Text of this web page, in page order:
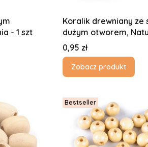
otworem do przewlekania - 1 szt
Koralik drewniany ze
dużym otworem,
Cena
0,95 zł
Zobacz produkt
Bestseller